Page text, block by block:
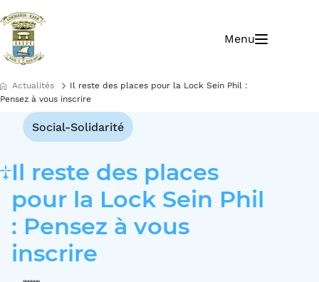
A
ll
r
l
a
n
a
v
g
a
ti
o
n
A
ll
r
u
c
o
n
t
n
u
Menu
Actualités
Il reste des places pour la Lock Sein Phil :
Pensez à vous inscrire
Social-Solidarité
Il reste des places
pour la Lock Sein Phil
: Pensez à vous
inscrire